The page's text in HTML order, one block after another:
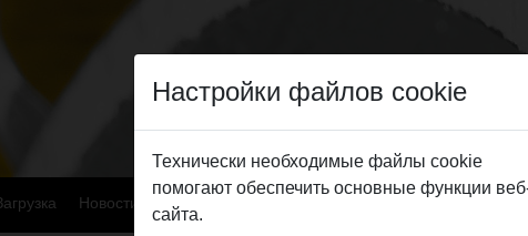
Новости Карта сайта
Настройки файлов cookie
Технически необходимые файлы cookie
помогают обеспечить основные функции
сайта.